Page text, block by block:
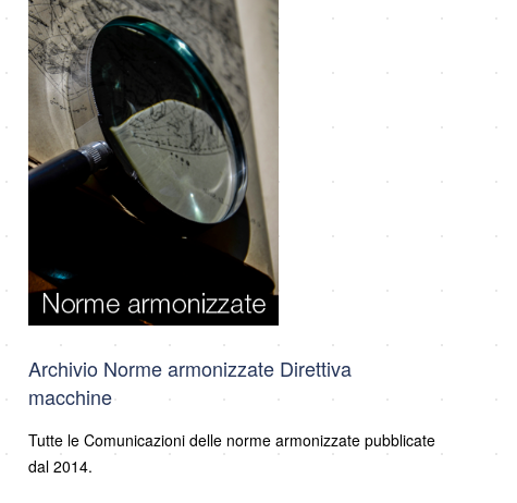
Archivio Norme armonizzate Direttiva
macchine
Tutte le Comunicazioni delle norme armonizzate pubblicate
dal 2014.